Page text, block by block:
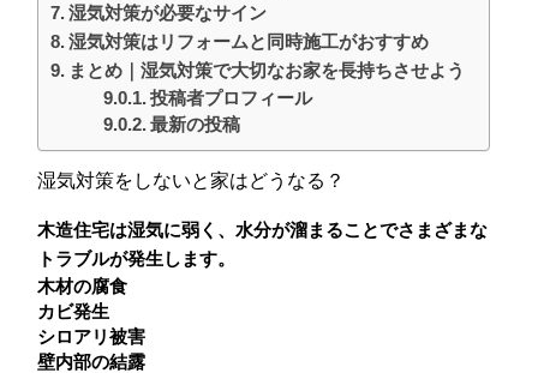
湿気対策が必要なサイン
湿気対策はリフォームと同時施工がおすすめ
まとめ｜湿気対策で大切なお家を長持ちさせよう
投稿者プロフィール
最新の投稿
湿気対策をしないと家はどうなる？
木造住宅は湿気に弱く、水分が溜まることでさまざまな
トラブルが発生します。
木材の腐食
カビ発生
シロアリ被害
壁内部の結露